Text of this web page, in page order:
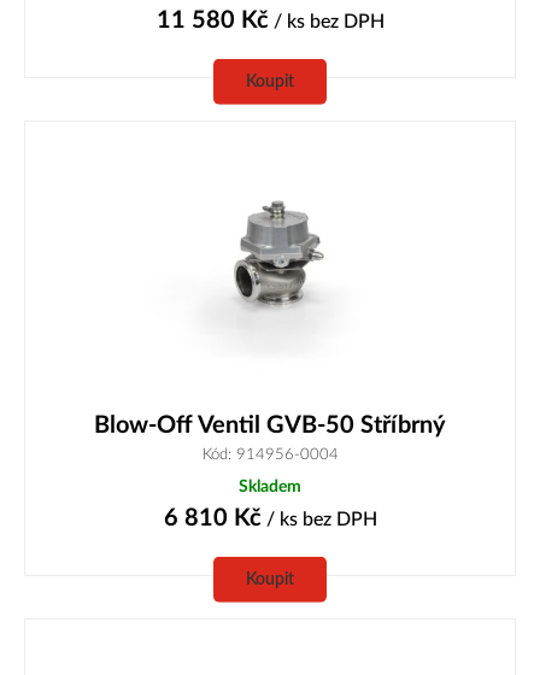
11 580 Kč/ ks bez DPH
Koupit
Blow-Off Ventil GVB-50 Stříbrný
Kód: 914956-0004
Skladem
6 810 Kč/ ks bez DPH
Koupit